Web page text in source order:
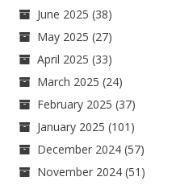
June 2025 (38)
May 2025 (27)
April 2025 (33)
March 2025 (24)
February 2025 (37)
January 2025 (101)
December 2024 (57)
November 2024 (51)